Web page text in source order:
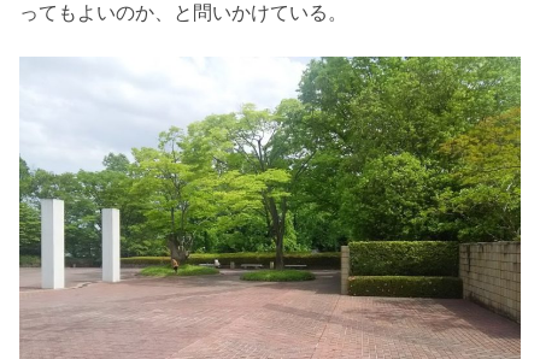
ってもよいのか、と問いかけている。